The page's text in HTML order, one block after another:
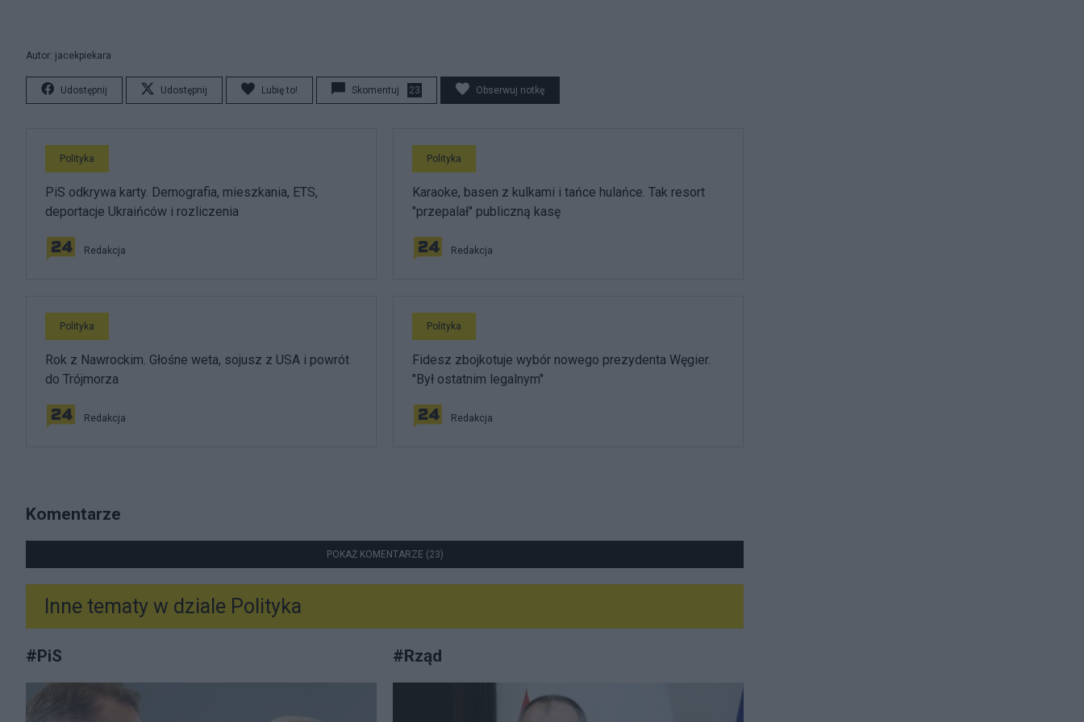
Autor: jacekpiekara
Udostępnij Udostępnij Lubię to! Skomentuj 23 Obserwuj notkę
Polityka
PiS odkrywa karty. Demografia, mieszkania, ETS,
deportacje Ukraińców i rozliczenia
Redakcja
Polityka
Karaoke, basen z kulkami i tańce hulańce. Tak resort
"przepalał" publiczną kasę
Redakcja
Polityka
Rok z Nawrockim. Głośne weta, sojusz z USA i powrót
do Trójmorza
Redakcja
Polityka
Fidesz zbojkotuje wybór nowego prezydenta Węgier.
"Był ostatnim legalnym"
Redakcja
Komentarze
POKAŻ KOMENTARZE (23)
Inne tematy w dziale Polityka
#PiS #Rząd